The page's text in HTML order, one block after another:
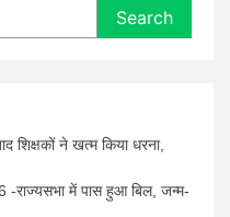
Search
शिक्षकों ने खत्म किया धरना,
में पास हुआ बिल, जन्म-